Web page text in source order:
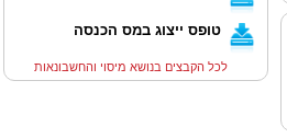
טופס ייצוג במס הכנסה
לכל הקבצים בנושא מיסוי והחשבונאות